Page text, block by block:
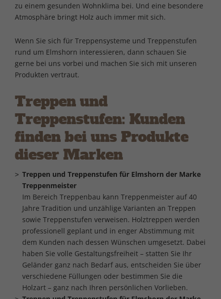
zu einem gesunden Wohnklima bei. Und eine besondere
Atmosphäre bringt Holz auch immer mit sich.
Wenn Sie sich für Treppensysteme und Treppenstufen
rund um Elmshorn interessieren, dann schauen Sie
gerne bei uns vorbei und machen Sie sich mit unseren
Produkten vertraut.
Treppen und
Treppenstufen: Kunden
finden bei uns Produkte
dieser Marken
Treppen und Treppenstufen für Elmshorn der Marke
Treppenmeister
Im Bereich Treppenbau kann Treppenmeister auf 40
Jahre Tradition und unzählige Varianten an Treppen
sowie Treppenstufen verweisen. Holztreppen werden
professionell geplant und in enger Abstimmung mit
dem Kunden nach dessen Wünschen umgesetzt. Dabei
haben Sie volle Gestaltungsfreiheit – statten Sie Ihr
Geländer ganz nach Bedarf aus, entscheiden Sie über
verschiedene Füllungen oder bestimmen Sie die
Holzart – ganz nach Ihren persönlichen Vorlieben.